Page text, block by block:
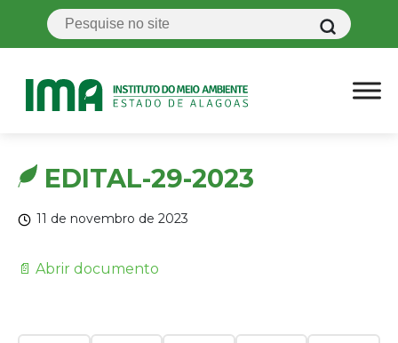
EDITAL-29-2023
11 de novembro de 2023
📄 Abrir documento